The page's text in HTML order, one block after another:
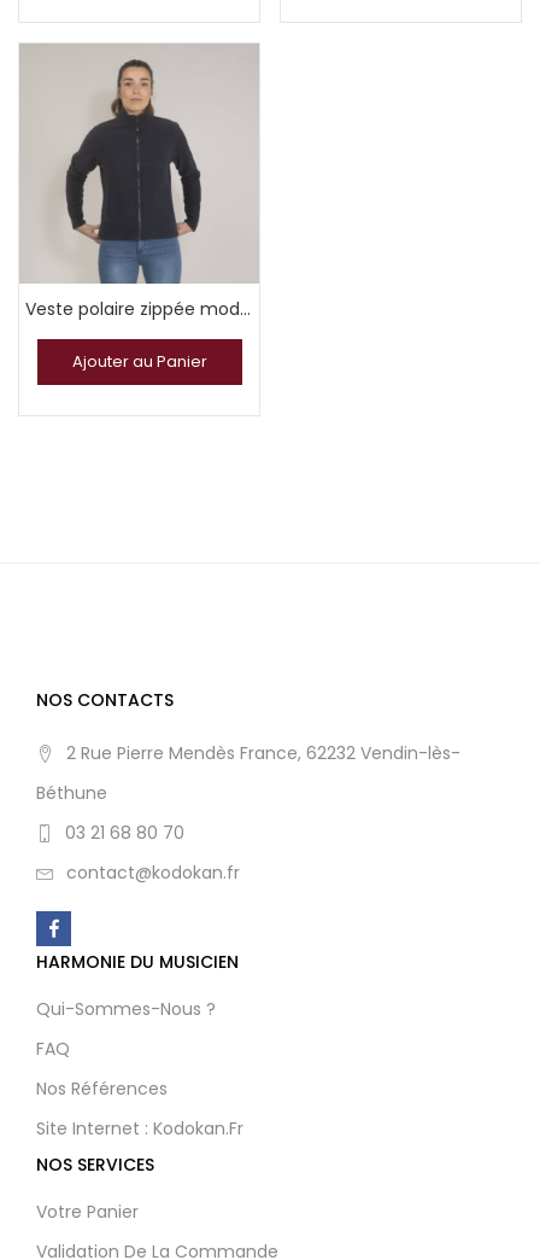
Veste polaire zippée moderne
Ajouter au Panier
NOS CONTACTS
2 Rue Pierre Mendès France, 62232 Vendin-lès-
Béthune
03 21 68 80 70
contact@kodokan.fr
HARMONIE DU MUSICIEN
Qui-Sommes-Nous ?
FAQ
Nos Références
Site Internet : Kodokan.fr
NOS SERVICES
Votre Panier
Validation De La Commande